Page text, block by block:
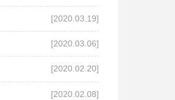
[2020.03.19]
[2020.03.06]
[2020.02.20]
[2020.02.08]